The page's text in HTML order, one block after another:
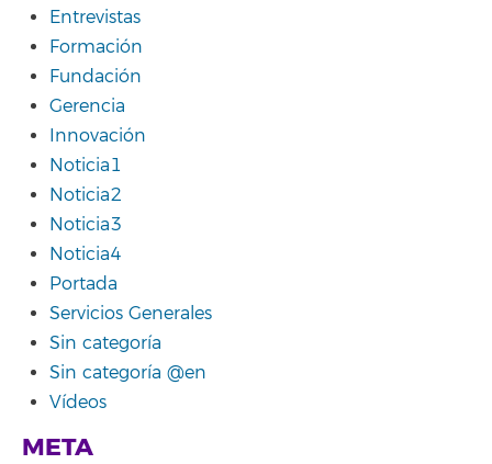
Entrevistas
Formación
Fundación
Gerencia
Innovación
Noticia1
Noticia2
Noticia3
Noticia4
Portada
Servicios Generales
Sin categoría
Sin categoría @en
Vídeos
META